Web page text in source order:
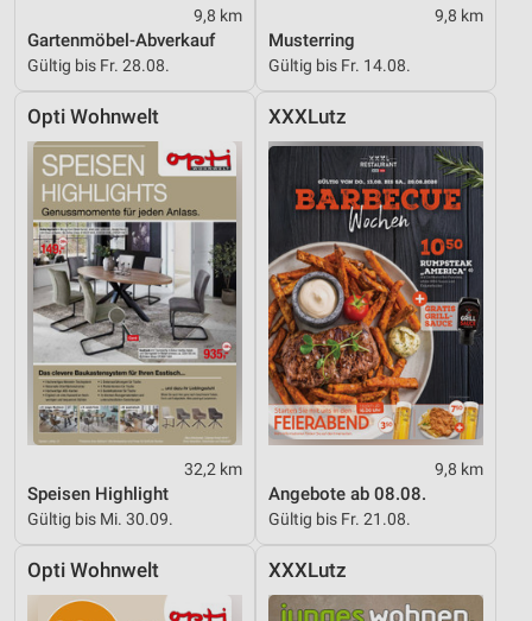
9,8 km
Gartenmöbel-Abverkauf
Gültig bis Fr. 28.08.
9,8 km
Musterring
Gültig bis Fr. 14.08.
Opti Wohnwelt
32,2 km
Speisen Highlight
Gültig bis Mi. 30.09.
XXXLutz
9,8 km
Angebote ab 08.08.
Gültig bis Fr. 21.08.
Opti Wohnwelt XXXLutz